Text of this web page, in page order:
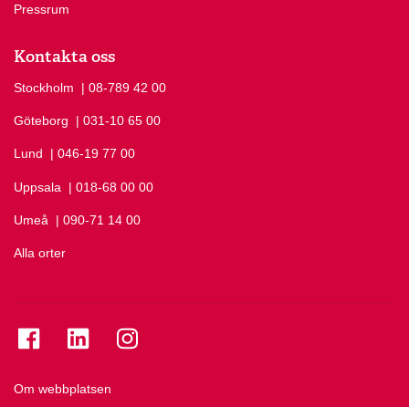
Pressrum
Kontakta oss
Stockholm Ring Stockholm på
| 08-789 42 00
Göteborg Ring Göteborg på
| 031-10 65 00
Lund Ring Lund på
| 046-19 77 00
Uppsala Ring Uppsala på
| 018-68 00 00
Umeå Ring Umeå på
| 090-71 14 00
Alla orter
Om webbplatsen
Se folkuniversitetet på Facebook
Se folkuniversitetet på LinkedIn